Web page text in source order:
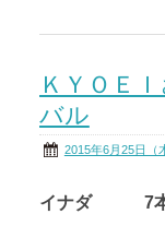
ＫＹＯＥ
バル
2015年6月25日（
イナダ 7